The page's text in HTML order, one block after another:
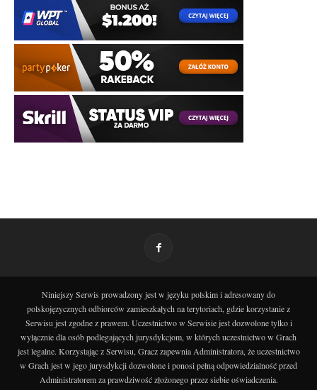
Niniejszy Serwis prowadzony jest w języku polskim i adresowany do
polskojęzycznych odbiorców zamieszkałych na terytoriach, gdzie korzystanie z
Serwisu jest zgodne z prawem. Uczestnictwo w Serwisie jest dozwolone tylko i
wyłącznie dla osób podlegających jurysdykcjom, w których uczestnictwo w Grach
jest legalne. Korzystając z Serwisu, Gracz zapewnia Administratora, że uczestnictwo
w Grach jest w jego jurysdykcji dozwolone i ponosi pełną odpowiedzialność przed
Administratorem za prawdziwość złożonego przez siebie oświadczenia.